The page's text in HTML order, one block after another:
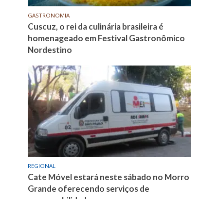
GASTRONOMIA
Cuscuz, o rei da culinária brasileira é
homenageado em Festival Gastronômico
Nordestino
REGIONAL
Cate Móvel estará neste sábado no Morro
Grande oferecendo serviços de